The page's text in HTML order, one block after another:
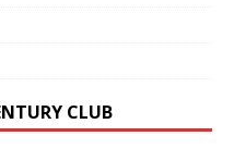
CLUB